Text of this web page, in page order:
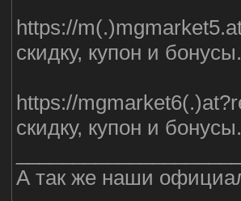
https://
скидку, купон и бонусы.
https://
скидку, купон и бонусы.
А так же наши